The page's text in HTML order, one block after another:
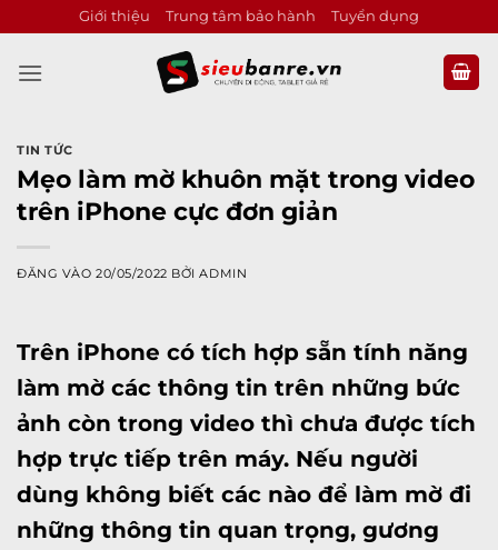
qua
nội
Giới thiệu Trung tâm bảo hành Tuyển dụng
TIN TỨC
Mẹo làm mờ khuôn mặt trong video
trên iPhone cực đơn giản
ĐĂNG VÀO20/05/2022 BỞIADMIN
Trên iPhone có tích hợp sẵn tính năng
làm mờ các thông tin trên những bức
ảnh còn trong video thì chưa được tích
hợp trực tiếp trên máy. Nếu người
dùng không biết các nào để làm mờ đi
những thông tin quan trọng, gương